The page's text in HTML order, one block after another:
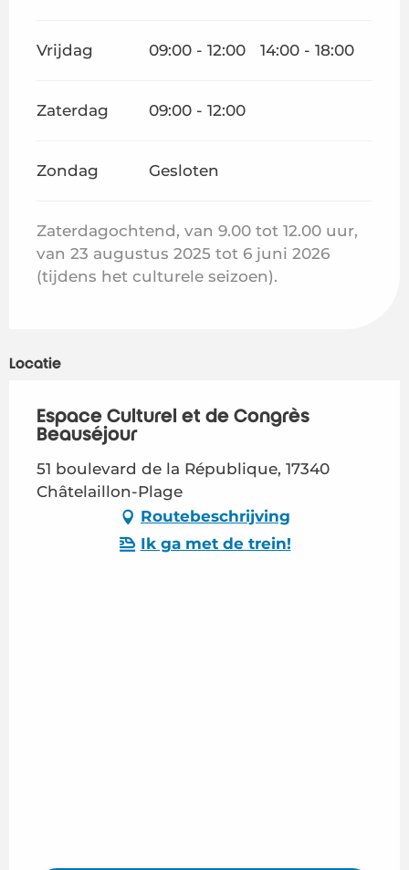
Vrijdag 09:00 - 12:00 14:00 - 18:00
Zaterdag 09:00 - 12:00
Zondag Gesloten
Zaterdagochtend, van 9.00 tot 12.00 uur,
van 23 augustus 2025 tot 6 juni 2026
(tijdens het culturele seizoen).
Locatie
Espace Culturel et de Congrès
Beauséjour
51 boulevard de la République, 17340
Châtelaillon-Plage
Routebeschrijving
Ik ga met de trein!